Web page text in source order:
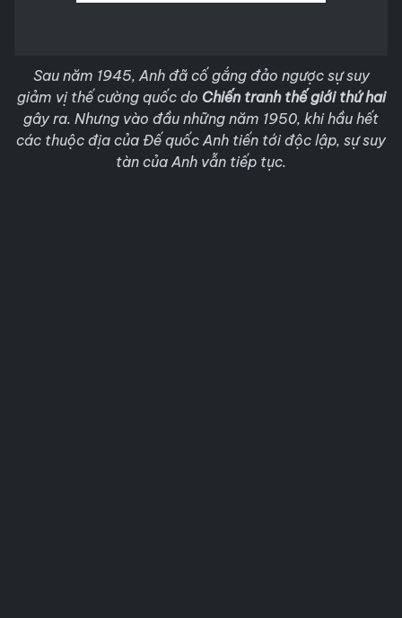
Sau năm 1945, Anh đã cố gắng đảo ngược sự suy
giảm vị thế cường quốc do Chiến tranh thế giới thứ hai
gây ra. Nhưng vào đầu những năm 1950, khi hầu hết
các thuộc địa của Đế quốc Anh tiến tới độc lập, sự suy
tàn của Anh vẫn tiếp tục.